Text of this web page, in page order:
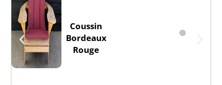
Coussin
Bordeaux
Rouge